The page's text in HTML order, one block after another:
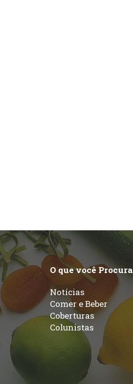
O que você Procura
Notícias
Comer e Beber
Coberturas
Colunistas